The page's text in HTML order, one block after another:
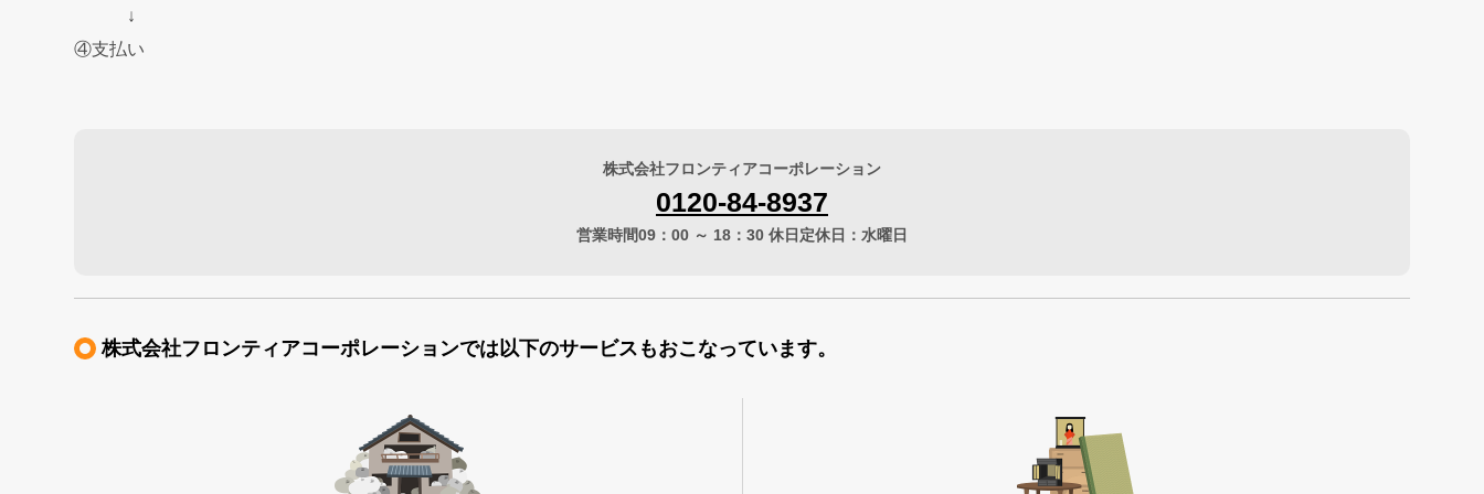
↓
④支払い
株式会社フロンティアコーポレーション
0120-84-8937
営業時間09：00 ～ 18：30 休日定休日：水曜日
株式会社フロンティアコーポレーションでは以下のサービスもおこなっています。